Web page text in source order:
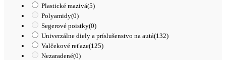
Plastické mazivá(5)
Polyamidy(0)
Segerové poistky(0)
Univerzálne diely a príslušenstvo na autá(132)
Valčekové reťaze(125)
Nezaradené(0)